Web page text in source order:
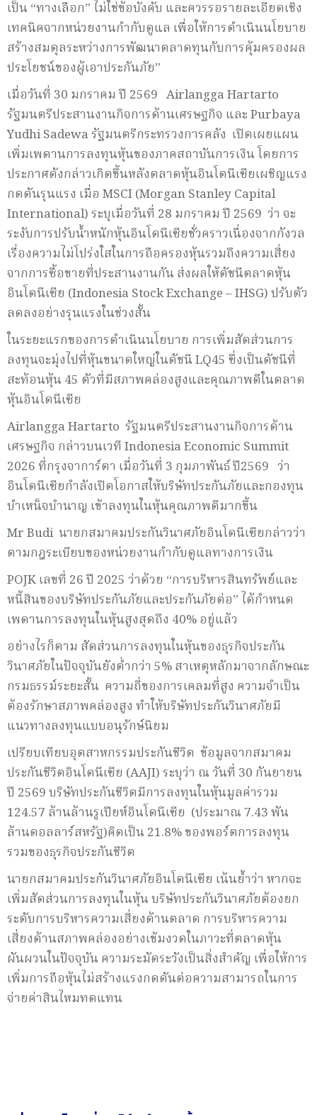
เป็น “ทางเลือก” ไม่ใช่ข้อบังคับ และควรรอรายละเอียดเชิง
เทคนิคจากหน่วยงานกำกับดูแล เพื่อให้การดำเนินนโยบาย
สร้างสมดุลระหว่างการพัฒนาตลาดทุนกับการคุ้มครองผล
ประโยชน์ของผู้เอาประกันภัย”
เมื่อวันที่ 30 มกราคม ปี 2569 Airlangga Hartarto
รัฐมนตรีประสานงานกิจการด้านเศรษฐกิจ และ Purbaya
Yudhi Sadewa รัฐมนตรีกระทรวงการคลัง เปิดเผยแผน
เพิ่มเพดานการลงทุนหุ้นของภาคสถาบันการเงิน โดยการ
ประกาศดังกล่าวเกิดขึ้นหลังตลาดหุ้นอินโดนีเซียเผชิญแรง
กดดันรุนแรง เมื่อ MSCI (Morgan Stanley Capital
International) ระบุเมื่อวันที่ 28 มกราคม ปี 2569 ว่า จะ
ระงับการปรับน้ำหนักหุ้นอินโดนีเซียชั่วคราวเนื่องจากกังวล
เรื่องความไม่โปร่งใสในการถือครองหุ้นรวมถึงความเสี่ยง
จากการซื้อขายที่ประสานงานกัน ส่งผลให้ดัชนีตลาดหุ้น
อินโดนีเซีย (Indonesia Stock Exchange – IHSG) ปรับตัว
ลดลงอย่างรุนแรงในช่วงสั้น
ในระยะแรกของการดำเนินนโยบาย การเพิ่มสัดส่วนการ
ลงทุนจะมุ่งไปที่หุ้นขนาดใหญ่ในดัชนี LQ45 ซึ่งเป็นดัชนีที่
สะท้อนหุ้น 45 ตัวที่มีสภาพคล่องสูงและคุณภาพดีในตลาด
หุ้นอินโดนีเซีย
Airlangga Hartarto รัฐมนตรีประสานงานกิจการด้าน
เศรษฐกิจ กล่าวบนเวที Indonesia Economic Summit
2026 ที่กรุงจาการ์ตา เมื่อวันที่ 3 กุมภาพันธ์ ปี2569 ว่า
อินโดนีเซียกำลังเปิดโอกาสให้บริษัทประกันภัยและกองทุน
บำเหน็จบำนาญ เข้าลงทุนในหุ้นคุณภาพดีมากขึ้น
Mr Budi นายกสมาคมประกันวินาศภัยอินโดนีเซียกล่าวว่า
ตามกฎระเบียบของหน่วยงานกำกับดูแลทางการเงิน
POJK เลขที่ 26 ปี 2025 ว่าด้วย “การบริหารสินทรัพย์และ
หนี้สินของบริษัทประกันภัยและประกันภัยต่อ” ได้กำหนด
เพดานการลงทุนในหุ้นสูงสุดถึง 40% อยู่แล้ว
อย่างไรก็ตาม สัดส่วนการลงทุนในหุ้นของธุรกิจประกัน
วินาศภัยในปัจจุบันยังต่ำกว่า 5% สาเหตุหลักมาจากลักษณะ
กรมธรรม์ระยะสั้น ความถี่ของการเคลมที่สูง ความจำเป็น
ต้องรักษาสภาพคล่องสูง ทำให้บริษัทประกันวินาศภัยมี
แนวทางลงทุนแบบอนุรักษ์นิยม
เปรียบเทียบอุตสาหกรรมประกันชีวิต ข้อมูลจากสมาคม
ประกันชีวิตอินโดนีเซีย (AAJI) ระบุว่า ณ วันที่ 30 กันยายน
ปี 2569 บริษัทประกันชีวิตมีการลงทุนในหุ้นมูลค่ารวม
124.57 ล้านล้านรูเปียห์อินโดนีเซีย (ประมาณ 7.43 พัน
ล้านดอลลาร์สหรัฐ)คิดเป็น 21.8% ของพอร์ตการลงทุน
รวมของธุรกิจประกันชีวิต
นายกสมาคมประกันวินาศภัยอินโดนีเซีย เน้นย้ำว่า หากจะ
เพิ่มสัดส่วนการลงทุนในหุ้น บริษัทประกันวินาศภัยต้องยก
ระดับการบริหารความเสี่ยงด้านตลาด การบริหารความ
เสี่ยงด้านสภาพคล่องอย่างเข้มงวดในภาวะที่ตลาดหุ้น
ผันผวนในปัจจุบัน ความระมัดระวังเป็นสิ่งสำคัญ เพื่อให้การ
เพิ่มการถือหุ้นไม่สร้างแรงกดดันต่อความสามารถในการ
จ่ายค่าสินไหมทดแทน